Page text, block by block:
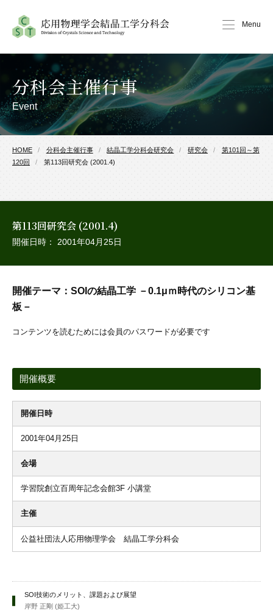
Menu
Event
分科会主催行事
HOME 分科会主催行事 結晶工学分科会研究会 研究会
第101回～第
120回
第113回研究会 (2001.4)
第113回研究会 (2001.4)
開催日時： 2001年04月25日
開催テーマ：SOIの結晶工学 －0.1μｍ時代のシリコン基
板－
コンテンツを読むためには会員のパスワードが必要です
開催概要
開催日時
2001年04月25日
会場
学習院創立百周年記念会館3F 小講堂
主催
公益社団法人応用物理学会 結晶工学分科会
SOI技術のメリット、課題および展望
岸野 正剛 (姫工大)